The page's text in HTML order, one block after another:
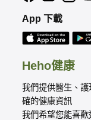
Heho健康
我們提供醫生、
確的健康資訊
我們希望您能喜歡
App 下載